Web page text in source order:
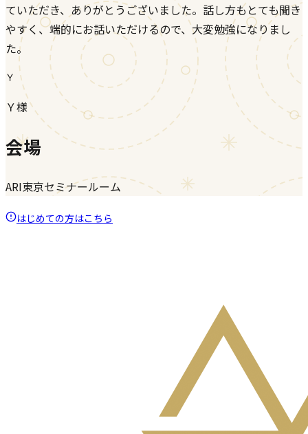
ていただき、ありがとうございました。話し方もとても聞き
やすく、端的にお話いただけるので、大変勉強になりまし
た。
Ｙ
Ｙ様
会場
ARI東京セミナールーム
はじめての方はこちら